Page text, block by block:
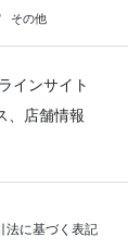
その他
インサイト
、店舗情報
法に基づく表記